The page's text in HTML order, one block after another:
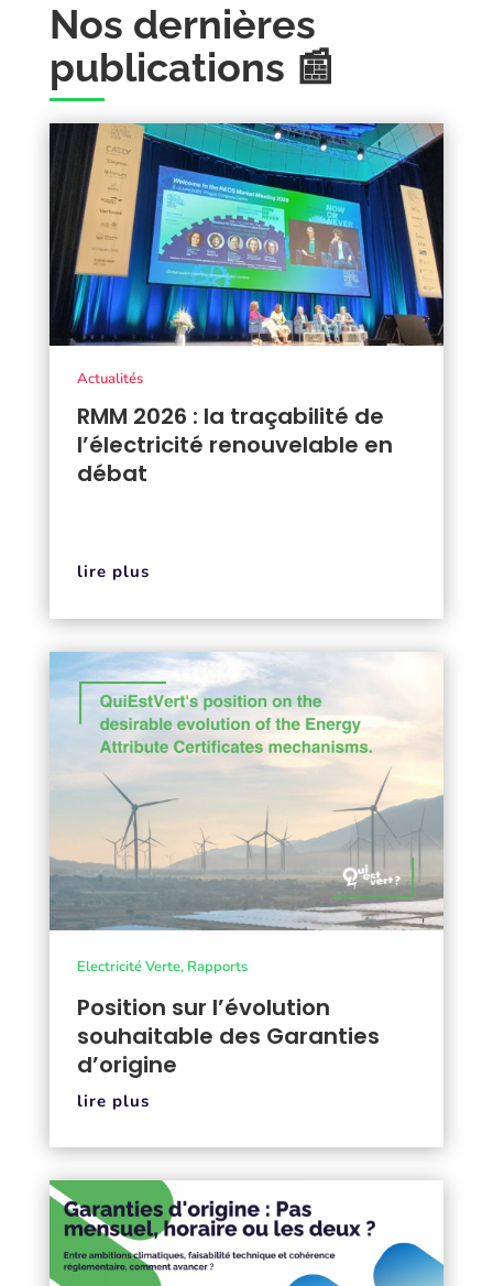
Nos dernières
publications 📰
RMM 2026 : la traçabilité de
l’électricité renouvelable en
débat
Actualités
lire plus
Position sur l’évolution
souhaitable des Garanties
d’origine
Electricité Verte, Rapports
lire plus